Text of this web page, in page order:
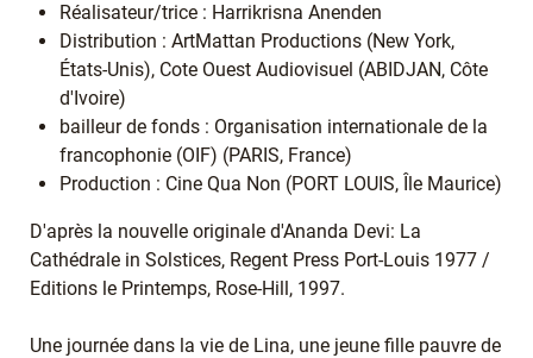
Réalisateur/trice : Harrikrisna Anenden
Distribution : ArtMattan Productions (New York,
États-Unis), Cote Ouest Audiovisuel (ABIDJAN, Côte
d'Ivoire)
bailleur de fonds : Organisation internationale de la
francophonie (OIF) (PARIS, France)
Production : Cine Qua Non (PORT LOUIS, Île Maurice)
D'après la nouvelle originale d'Ananda Devi: La
Cathédrale in Solstices, Regent Press Port-Louis 1977 /
Editions le Printemps, Rose-Hill, 1997.
Une journée dans la vie de Lina, une jeune fille pauvre de